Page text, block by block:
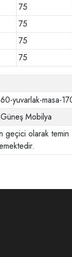
75
75
75
75
yuvarlak-masa-
Mobilya
geçici olarak temin